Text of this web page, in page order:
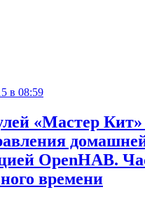
в 08:59
«Мастер
OpenHAB.
времени